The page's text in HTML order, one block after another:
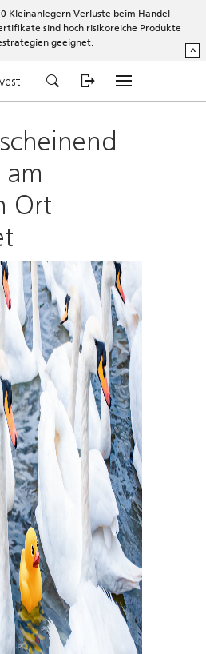
Kleinanlegern Verluste beim Handel
sind hoch risikoreiche Produkte
geeignet.
^
am
Ort